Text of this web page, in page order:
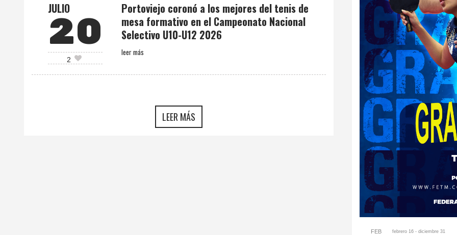
JULIO
20
2
Portoviejo coronó a los mejores del tenis de
mesa formativo en el Campeonato Nacional
Selectivo U10-U12 2026
leer más
LEER MÁS
FEB febrero 16 -diciembre 31